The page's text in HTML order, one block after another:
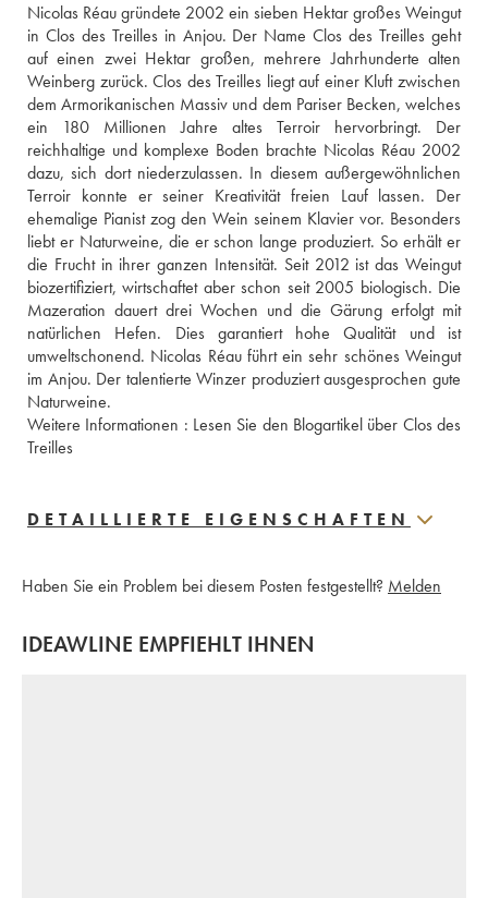
Nicolas Réau gründete 2002 ein sieben Hektar großes Weingut
in Clos des Treilles in Anjou. Der Name Clos des Treilles geht
auf einen zwei Hektar großen, mehrere Jahrhunderte alten
Weinberg zurück. Clos des Treilles liegt auf einer Kluft zwischen
dem Armorikanischen Massiv und dem Pariser Becken, welches
ein 180 Millionen Jahre altes Terroir hervorbringt. Der
reichhaltige und komplexe Boden brachte Nicolas Réau 2002
dazu, sich dort niederzulassen. In diesem außergewöhnlichen
Terroir konnte er seiner Kreativität freien Lauf lassen. Der
ehemalige Pianist zog den Wein seinem Klavier vor. Besonders
liebt er Naturweine, die er schon lange produziert. So erhält er
die Frucht in ihrer ganzen Intensität. Seit 2012 ist das Weingut
biozertifiziert, wirtschaftet aber schon seit 2005 biologisch. Die
Mazeration dauert drei Wochen und die Gärung erfolgt mit
natürlichen Hefen. Dies garantiert hohe Qualität und ist
umweltschonend. Nicolas Réau führt ein sehr schönes Weingut
im Anjou. Der talentierte Winzer produziert ausgesprochen gute
Naturweine.
Weitere Informationen : Lesen Sie den Blogartikel über Clos des
DETAILLIERTE EIGENSCHAFTEN
Haben Sie ein Problem bei diesem Posten festgestellt? Melden
IDEAWLINE EMPFIEHLT IHNEN